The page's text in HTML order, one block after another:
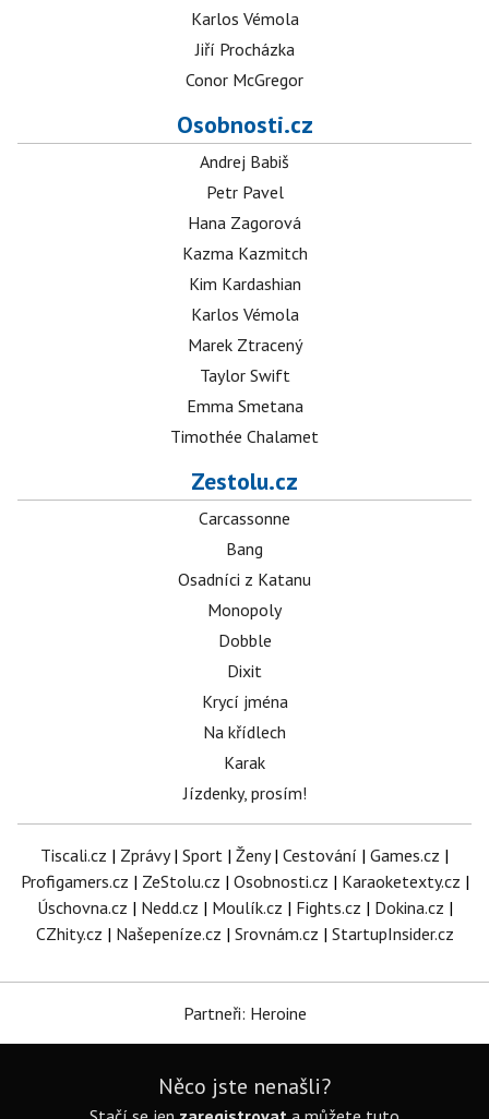
Karlos Vémola
Jiří Procházka
Conor McGregor
Osobnosti.cz
Andrej Babiš
Petr Pavel
Hana Zagorová
Kazma Kazmitch
Kim Kardashian
Karlos Vémola
Marek Ztracený
Taylor Swift
Emma Smetana
Timothée Chalamet
Zestolu.cz
Carcassonne
Bang
Osadníci z Katanu
Monopoly
Dobble
Dixit
Krycí jména
Na křídlech
Karak
Jízdenky, prosím!
Tiscali.cz | Zprávy| Sport | Ženy| Cestování | Games.cz |
Profigamers.cz | ZeStolu.cz | Osobnosti.cz | Karaoketexty.cz |
Úschovna.cz | Nedd.cz | Moulík.cz | Fights.cz | Dokina.cz |
CZhity.cz | Našepeníze.cz | Srovnám.cz | StartupInsider.cz
Partneři: Heroine
Něco jste nenašli?